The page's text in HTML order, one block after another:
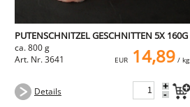
PUTENSCHNITZEL GESCHNITTEN 5X 160G
ca. 800 g
Art. Nr. 3641
EUR 14,89/ kg
Details +
-